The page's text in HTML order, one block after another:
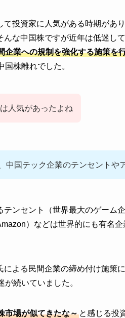
投資家に人気がある時期があ
んな中国株ですが近年は低迷し
企業への規制を強化する施策を
国株離れでした。
人気があったよね
中国テック企業のテンセントや
ンセント（世界最大のゲーム
）などは世界的にも有名企
よる民間企業の締め付け施策
が続いていました。
市場が似てきたな～ と感じる投